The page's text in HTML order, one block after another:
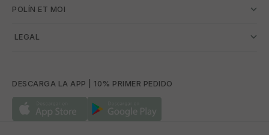
POLÍN ET MOI
­ LEGAL
DESCARGA LA APP | 10% PRIMER PEDIDO